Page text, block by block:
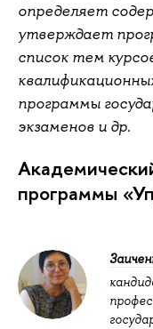
определяет
утверждает
список тем
программы
экзаменов и др.
программы